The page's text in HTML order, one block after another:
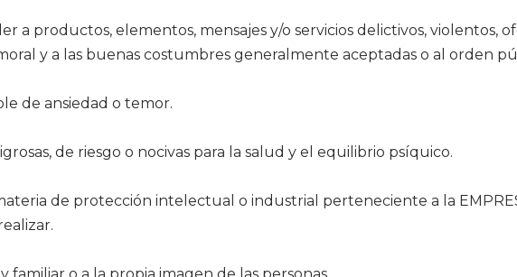
a productos, elementos, mensajes y/o servicios delictivos, violentos,
y a las buenas costumbres generalmente aceptadas o al orden
de ansiedad o temor.
de riesgo o nocivas para la salud y el equilibrio psíquico.
de protección intelectual o industrial perteneciente a la